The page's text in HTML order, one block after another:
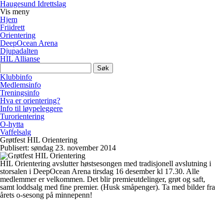
Haugesund Idrettslag
Vis meny
Hjem
Friidrett
Orientering
DeepOcean Arena
Djupadalten
HIL Allianse
Søk
etter:
Klubbinfo
Medlemsinfo
Treningsinfo
Hva er orientering?
Info til løypeleggere
Turorientering
O-hytta
Vaffelsalg
Grøtfest HIL Orientering
Publisert: søndag 23. november 2014
HIL Orientering avslutter høstsesongen med tradisjonell avslutning i
storsalen i DeepOcean Arena tirsdag 16 desember kl 17.30. Alle
medlemmer er velkommen. Det blir premieutdelinger, grøt og saft,
samt loddsalg med fine premier. (Husk småpenger). Ta med bilder fra
årets o-sesong på minnepenn!